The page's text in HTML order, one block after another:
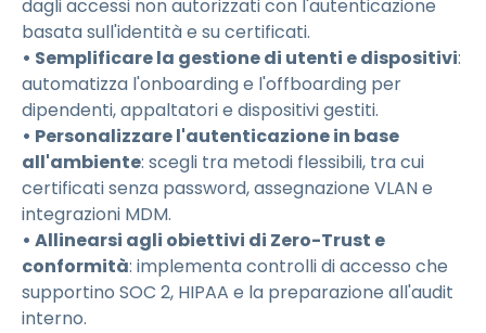
dagli accessi non autorizzati con l'autenticazione
basata sull'identità e su certificati.
• Semplificare la gestione di utenti e dispositivi:
automatizza l'onboarding e l'offboarding per
dipendenti, appaltatori e dispositivi gestiti.
• Personalizzare l'autenticazione in base
all'ambiente: scegli tra metodi flessibili, tra cui
certificati senza password, assegnazione VLAN e
integrazioni MDM.
• Allinearsi agli obiettivi di Zero-Trust e
conformità: implementa controlli di accesso che
supportino SOC 2, HIPAA e la preparazione all'audit
interno.